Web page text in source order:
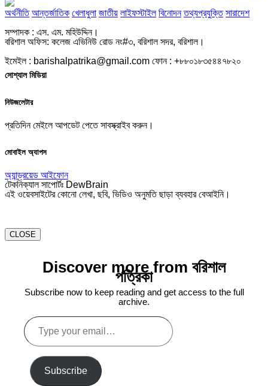
অর্থনীতি আন্তর্জাতিক খেলাধুলা জাতীয় লাইফস্টাইল বিনোদন তথ্যপ্রযুক্তি সারাদেশ
সম্পাদক : এস. এম. মহিউদ্দিন।
বরিশাল অফিস: কলেজ এভিনিউ রোড নং#৩, বরিশাল সদর, বরিশাল।
ইমেইল : barishalpatrika@gmail.com ফোন : +৮৮০১৮৩৫৪৪৭৮২০
সোশ্যাল মিডিয়া
নিউজলেটার
প্রতিদিন মেইলে আপডেট পেতে সাবস্ক্রাইব করুন।
মোবাইল অ্যাপস
অ্যান্ড্রয়েড আইফোন
টেকনিক্যাল সাপোর্টঃ DewBrain
এই ওয়েবসাইটের কোনো লেখা, ছবি, ভিডিও অনুমতি ছাড়া ব্যবহার বেআইনি।
CLOSE
Discover more from বরিশাল
পত্রিকা
Subscribe now to keep reading and get access to the full
archive.
Type
your
email…
Subscribe